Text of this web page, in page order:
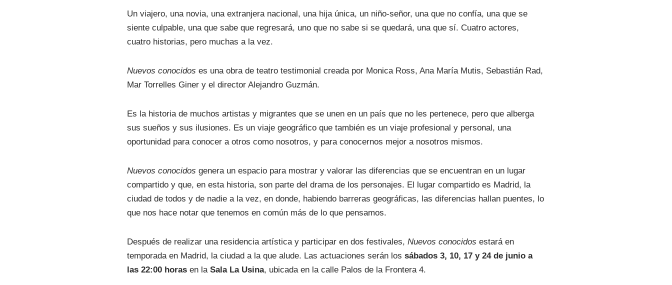
Un viajero, una novia, una extranjera nacional, una hija única, un niño-señor, una que no confía, una que se
siente culpable, una que sabe que regresará, uno que no sabe si se quedará, una que sí. Cuatro actores,
cuatro historias, pero muchas a la vez.
Nuevos conocidos es una obra de teatro testimonial creada por Monica Ross, Ana María Mutis, Sebastián Rad,
Mar Torrelles Giner y el director Alejandro Guzmán.
Es la historia de muchos artistas y migrantes que se unen en un país que no les pertenece, pero que alberga
sus sueños y sus ilusiones. Es un viaje geográfico que también es un viaje profesional y personal, una
oportunidad para conocer a otros como nosotros, y para conocernos mejor a nosotros mismos.
Nuevos conocidos genera un espacio para mostrar y valorar las diferencias que se encuentran en un lugar
compartido y que, en esta historia, son parte del drama de los personajes. El lugar compartido es Madrid, la
ciudad de todos y de nadie a la vez, en donde, habiendo barreras geográficas, las diferencias hallan puentes, lo
que nos hace notar que tenemos en común más de lo que pensamos.
Después de realizar una residencia artística y participar en dos festivales,Nuevos conocidos estará en
temporada en Madrid, la ciudad a la que alude. Las actuaciones serán lossábados 3, 10, 17 y 24 de junio a
las 22:00 horas en laSala La Usina, ubicada en la calle Palos de la Frontera 4.